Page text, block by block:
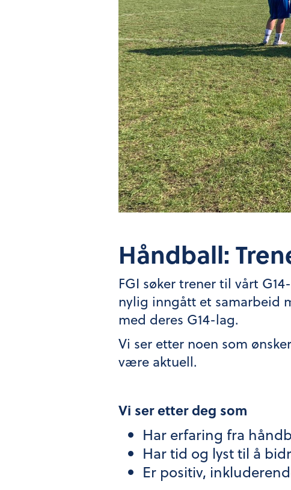
Håndball:
FGI søker trener til vårt
nylig inngått et samarbeid
med deres G14-lag.
Vi ser etter noen som
være aktuell.
Vi ser etter deg som
Har erfaring fra
Har tid og lyst til å
Er positiv,